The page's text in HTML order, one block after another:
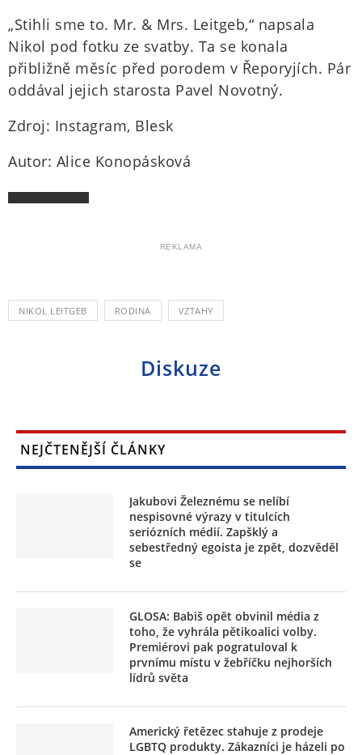
„Stihli sme to. Mr. & Mrs. Leitgeb,“ napsala
Nikol pod fotku ze svatby. Ta se konala
přibližně měsíc před porodem v Řeporyjích. Pár
oddával jejich starosta Pavel Novotný.
Zdroj: Instagram, Blesk
Autor: Alice Konopásková
REKLAMA
NIKOL LEITGEB RODINA VZTAHY
Diskuze
NEJČTENĚJŠÍ ČLÁNKY
Jakubovi Železnému se nelíbí
nespisovné výrazy v titulcích
seriózních médií. Zapšklý a
sebestředný egoista je zpět, dozvěděl
se
GLOSA: Babiš opět obvinil média z
toho, že vyhrála pětikoalici volby.
Premiérovi pak pogratuloval k
prvnímu místu v žebříčku nejhorších
lídrů světa
Americký řetězec stahuje z prodeje
LGBTQ produkty. Zákazníci je házeli po